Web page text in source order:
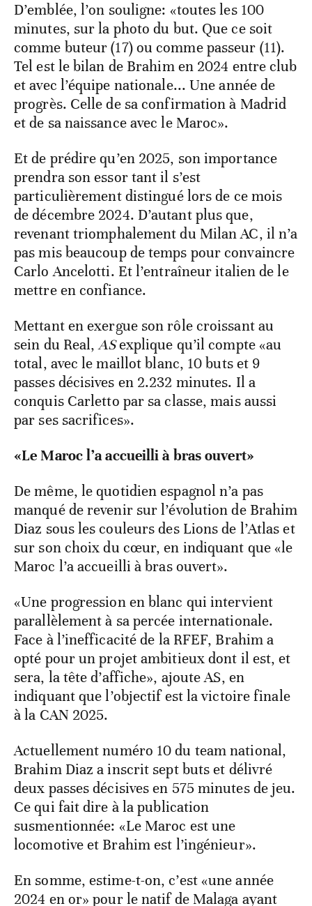
D’emblée, l’on souligne: «toutes les 100
minutes, sur la photo du but. Que ce soit
comme buteur (17) ou comme passeur (11).
Tel est le bilan de Brahim en 2024 entre club
et avec l’équipe nationale... Une année de
progrès. Celle de sa confirmation à Madrid
et de sa naissance avec le Maroc».
Et de prédire qu’en 2025, son importance
prendra son essor tant il s’est
particulièrement distingué lors de ce mois
de décembre 2024. D’autant plus que,
revenant triomphalement du Milan AC, il n’a
pas mis beaucoup de temps pour convaincre
Carlo Ancelotti. Et l’entraîneur italien de le
mettre en confiance.
Mettant en exergue son rôle croissant au
sein du Real,ASexplique qu’il compte «au
total, avec le maillot blanc, 10 buts et 9
passes décisives en 2.232 minutes. Il a
conquis Carletto par sa classe, mais aussi
par ses sacrifices».
«Le Maroc l’a accueilli à bras ouvert»
De même, le quotidien espagnol n’a pas
manqué de revenir sur l’évolution de Brahim
Diaz sous les couleurs des Lions de l’Atlas et
sur son choix du cœur, en indiquant que «le
Maroc l’a accueilli à bras ouvert».
«Une progression en blanc qui intervient
parallèlement à sa percée internationale.
Face à l’inefficacité de la RFEF, Brahim a
opté pour un projet ambitieux dont il est, et
sera, la tête d’affiche», ajoute AS, en
indiquant que l’objectif est la victoire finale
à la CAN 2025.
Actuellement numéro 10 du team national,
Brahim Diaz a inscrit sept buts et délivré
deux passes décisives en 575 minutes de jeu.
Ce qui fait dire à la publication
susmentionnée: «Le Maroc est une
locomotive et Brahim est l’ingénieur».
En somme, estime-t-on, c’est «une année
2024 en or» pour le natif de Malaga ayant